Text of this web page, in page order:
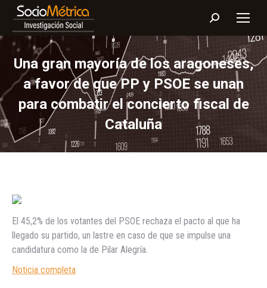
Buscar:
Una gran mayoría de los aragoneses,
a favor de que PP y PSOE se unan
para combatir el concierto fiscal de
Cataluña
El 45,2% de los votantes del PSOE rechaza el pacto al que ha
llegado su partido, un lastre en caso de que se impulse una
candidatura como la de Pilar Alegría.
Noticia completa